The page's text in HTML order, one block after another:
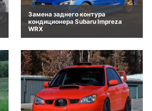
Замена заднего контура
кондиционера Subaru Impreza
WRX